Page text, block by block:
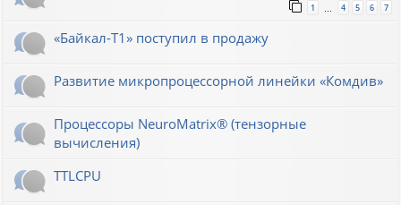
1 4 5 6 7
«Байкал-T1» поступил в продажу
Развитие микропроцессорной линейки «Комдив»
Процессоры NeuroMatrix® (тензорные
вычисления)
TTLCPU